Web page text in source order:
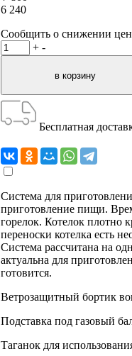
6 240
Сообщить о снижении
+ -
Бесплатная
Система для
приготовление пищи.
горелок. Котелок плотно
переноски котелка есть
Система рассчитана на
актуальна для
готовится.
Ветрозащитный бортик
Подставка под газовый
Таганок для